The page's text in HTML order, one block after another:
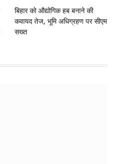
बिहार को औद्योगिक हब बनाने की
कवायद तेज, भूमि अधिग्रहण पर सीएम
सख्त